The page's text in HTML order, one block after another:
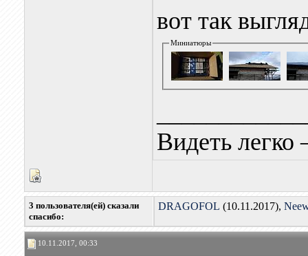
вот так
Миниатюры
Видеть
3 пользователя(ей) сказали
cпасибо:
DRAGOFOL (10.11.2017),
10.11.2017, 00:33